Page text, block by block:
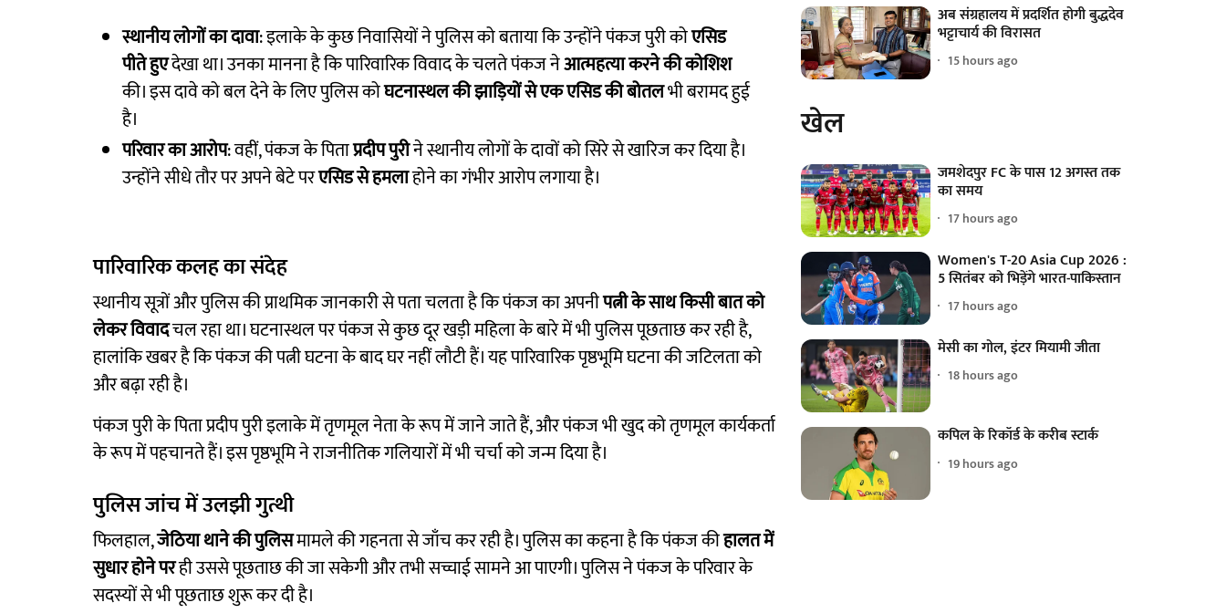
स्थानीय लोगों का दावा: इलाके के कुछ निवासियों ने पुलिस को बताया कि उन्होंने पंकज पुरी कोएसिड
पीते हुएदेखा था। उनका मानना है कि पारिवारिक विवाद के चलते पंकज नेआत्महत्या करने की कोशिश
की। इस दावे को बल देने के लिए पुलिस कोघटनास्थल की झाड़ियों से एक एसिड की बोतलभी बरामद हुई
है।
परिवार का आरोप: वहीं, पंकज के पिताप्रदीप पुरीने स्थानीय लोगों के दावों को सिरे से खारिज कर दिया है।
उन्होंने सीधे तौर पर अपने बेटे परएसिड से हमलाहोने का गंभीर आरोप लगाया है।
पारिवारिक कलह का संदेह
स्थानीय सूत्रों और पुलिस की प्राथमिक जानकारी से पता चलता है कि पंकज का अपनीपत्नी के साथ किसी बात को
लेकर विवादचल रहा था। घटनास्थल पर पंकज से कुछ दूर खड़ी महिला के बारे में भी पुलिस पूछताछ कर रही है,
हालांकि खबर है कि पंकज की पत्नी घटना के बाद घर नहीं लौटी हैं। यह पारिवारिक पृष्ठभूमि घटना की जटिलता को
और बढ़ा रही है।
पंकज पुरी के पिता प्रदीप पुरी इलाके में तृणमूल नेता के रूप में जाने जाते हैं, और पंकज भी खुद को तृणमूल कार्यकर्ता
के रूप में पहचानते हैं। इस पृष्ठभूमि ने राजनीतिक गलियारों में भी चर्चा को जन्म दिया है।
पुलिस जांच में उलझी गुत्थी
फिलहाल,जेठिया थाने की पुलिसमामले की गहनता से जाँच कर रही है। पुलिस का कहना है कि पंकज कीहालत में
सुधार होने परही उससे पूछताछ की जा सकेगी और तभी सच्चाई सामने आ पाएगी। पुलिस ने पंकज के परिवार के
सदस्यों से भी पूछताछ शुरू कर दी है।
अब संग्रहालय में प्रदर्शित होगी बुद्धदेव
भट्टाचार्य की विरासत
15 hours ago
खेल
जमशेदपुर FC के पास 12 अगस्त तक
का समय
17 hours ago
Women's T-20 Asia Cup 2026 :
5 सितंबर को भिड़ेंगे भारत-पाकिस्तान
17 hours ago
मेसी का गोल, इंटर मियामी जीता
18 hours ago
कपिल के रिकॉर्ड के करीब स्टार्क
19 hours ago